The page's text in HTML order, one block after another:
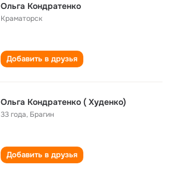
Ольга Кондратенко
Краматорск
Добавить в друзья
Ольга Кондратенко ( Худенко)
33 года, Брагин
Добавить в друзья